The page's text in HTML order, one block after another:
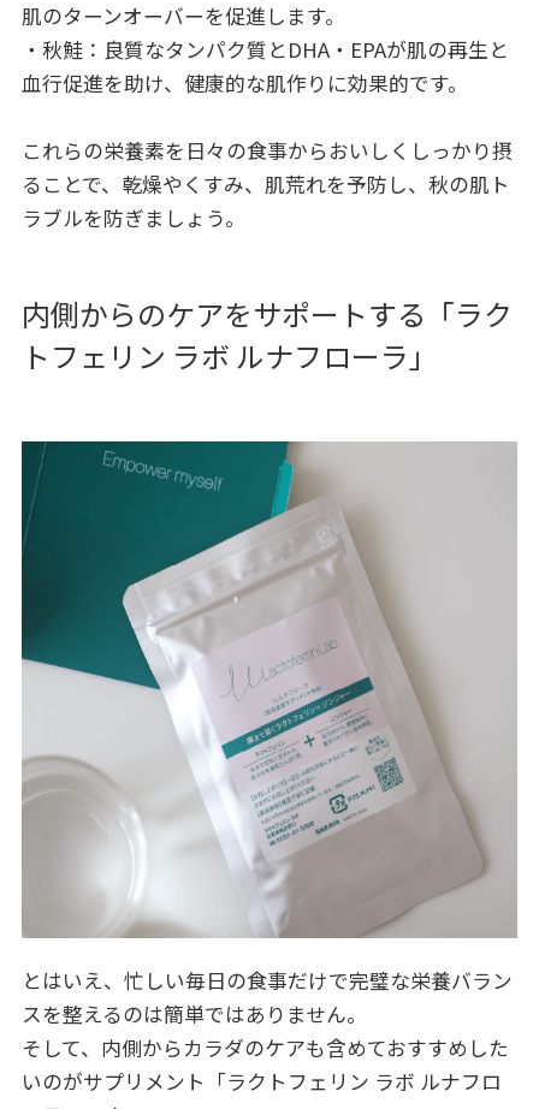
肌のターンオーバーを促進します。
・秋鮭：良質なタンパク質とDHA・EPAが肌の再生と
血行促進を助け、健康的な肌作りに効果的です。
これらの栄養素を日々の食事からおいしくしっかり摂
ることで、乾燥やくすみ、肌荒れを予防し、秋の肌ト
ラブルを防ぎましょう。
内側からのケアをサポートする「ラク
トフェリン ラボ ルナフローラ」
とはいえ、忙しい毎日の食事だけで完璧な栄養バラン
スを整えるのは簡単ではありません。
そして、内側からカラダのケアも含めておすすめした
いのがサプリメント「ラクトフェリン ラボ ルナフロ